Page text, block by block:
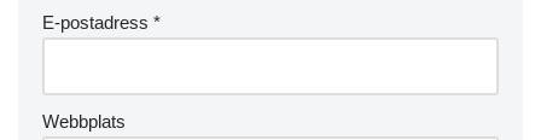
E-postadress *
Webbplats